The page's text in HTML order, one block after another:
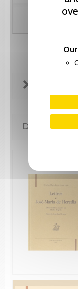
DE LA MÊME